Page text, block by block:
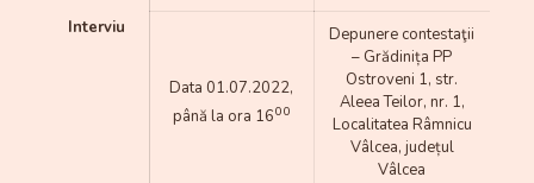
Interviu
Data 01.07.2022,
până la ora 1600
Depunere contestaţii
– Grădinița PP
Ostroveni 1, str.
Aleea Teilor, nr. 1,
Localitatea Râmnicu
Vâlcea, județul
Vâlcea